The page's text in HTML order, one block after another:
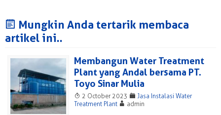
J Mungkin Anda tertarik membaca
artikel ini..
Membangun Water Treatment
Plant yang Andal bersama PT.
Toyo Sinar Mulia
T 2 October 2023 F Jasa Instalasi Water
Treatment Plant A admin